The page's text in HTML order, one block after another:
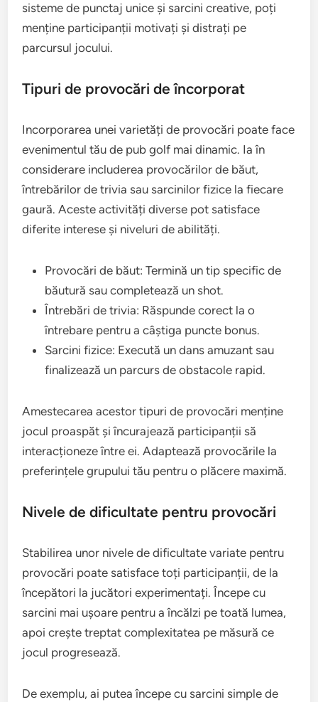
sisteme de punctaj unice și sarcini creative, poți
menține participanții motivați și distrați pe
parcursul jocului.
Tipuri de provocări de încorporat
Incorporarea unei varietăți de provocări poate face
evenimentul tău de pub golf mai dinamic. Ia în
considerare includerea provocărilor de băut,
întrebărilor de trivia sau sarcinilor fizice la fiecare
gaură. Aceste activități diverse pot satisface
diferite interese și niveluri de abilități.
Provocări de băut: Termină un tip specific de
băutură sau completează un shot.
Întrebări de trivia: Răspunde corect la o
întrebare pentru a câștiga puncte bonus.
Sarcini fizice: Execută un dans amuzant sau
finalizează un parcurs de obstacole rapid.
Amestecarea acestor tipuri de provocări menține
jocul proaspăt și încurajează participanții să
interacționeze între ei. Adaptează provocările la
preferințele grupului tău pentru o plăcere maximă.
Nivele de dificultate pentru provocări
Stabilirea unor nivele de dificultate variate pentru
provocări poate satisface toți participanții, de la
începători la jucători experimentați. Începe cu
sarcini mai ușoare pentru a încălzi pe toată lumea,
apoi crește treptat complexitatea pe măsură ce
jocul progresează.
De exemplu, ai putea începe cu sarcini simple de